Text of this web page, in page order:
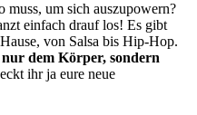
muss, um sich auszupowern?
einfach drauf los! Es gibt
von Salsa bis Hip-Hop.
dem Körper, sondern
ihr ja eure neue